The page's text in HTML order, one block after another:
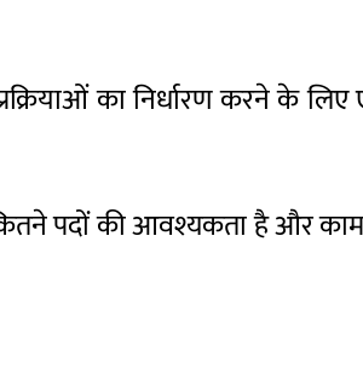
का निर्धारण करने के
पदों की आवश्यकता है और